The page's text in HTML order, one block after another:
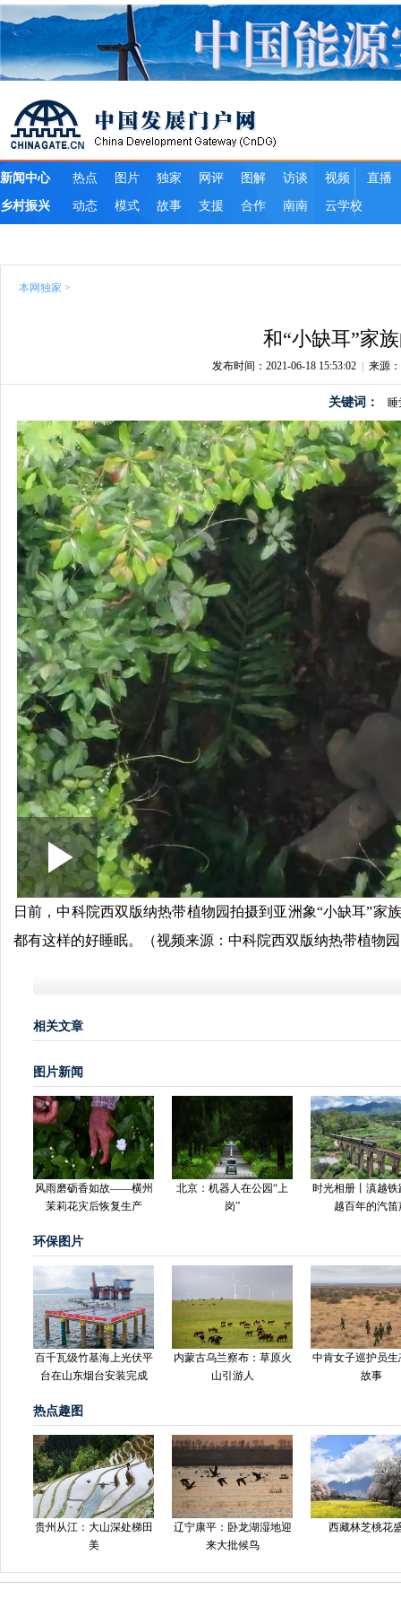
本网独家 >
和“小缺耳”家
发布时间：2021-06-18 15:53:02| 来源
关键词： 睡
Play
Video
Play
Loaded :
8.70%
0:00 /--:--
日前，中科院西双版纳热带植物园拍摄到亚洲象“小缺耳”家
都有这样的好睡眠。（视频来源： 中科院西双版纳热带植物
相关文章